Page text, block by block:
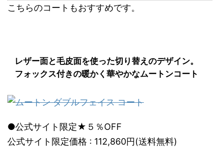
こちらのコートもおすすめです。
レザー面と毛皮面を使った切り替えのデザイン。
フォックス付きの暖かく華やかなムートンコート
●公式サイト限定★５％OFF
公式サイト限定価格 : 112,860円(送料無料)